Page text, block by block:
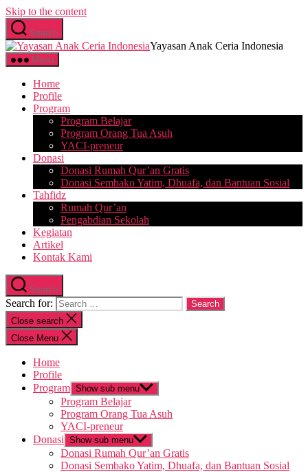
Skip to the content
Search
Yayasan Anak Ceria Indonesia
Menu
Home
Profile
Program
Program Belajar
Program Orang Tua Asuh
YACI-preneur
Donasi
Donasi Rumah Qur’an Gratis
Donasi Sembako Yatim, Dhuafa, dan Bantuan Sosial
Tahfidz
Rumah Qur’an
Pengabdian Sekolah
Kegiatan
Artikel
Kontak Kami
Search
Search for:
Close search
Close Menu
Home
Profile
Program Show sub menu
Program Belajar
Program Orang Tua Asuh
YACI-preneur
Donasi Show sub menu
Donasi Rumah Qur’an Gratis
Donasi Sembako Yatim, Dhuafa, dan Bantuan Sosial